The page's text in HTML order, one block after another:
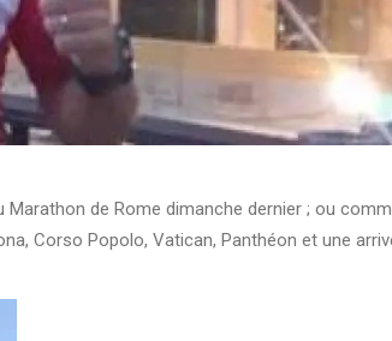
de Rome dimanche dernier ; ou
Corso Popolo, Vatican, Panthéon et une